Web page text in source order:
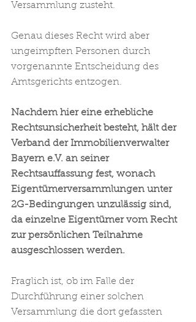
Versammlung zusteht.
Genau dieses Recht wird aber
ungeimpften Personen durch
vorgenannte Entscheidung des
Amtsgerichts entzogen.
Nachdem hier eine erhebliche
Rechtsunsicherheit besteht, hält der
Verband der Immobilienverwalter
Bayern e.V. an seiner
Rechtsauffassung fest, wonach
Eigentümerversammlungen unter
2G-Bedingungen unzulässig sind,
da einzelne Eigentümer vom Recht
zur persönlichen Teilnahme
ausgeschlossen werden.
Fraglich ist, ob im Falle der
Durchführung einer solchen
Versammlung die dort gefassten